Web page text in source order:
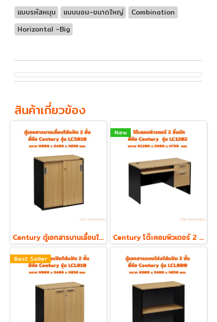
แบบรหัสหมุน แบบนอน-ขนาดใหญ่
Combination
Horizontal -Big
สินค้าเกี่ยวข้อง
Century ตู้เอกสารบานเลื่อนใส่แฟ้ม ตั้ง 2 ชั้น รุ่น LCS810 ความหนา Top 19 mm.
New
Century โต๊ะคอมพิวเตอร์ 2 ลิ้นชัก พร้อมถาดคีย์บอร์ด รุ่น LC1202
Best Seller